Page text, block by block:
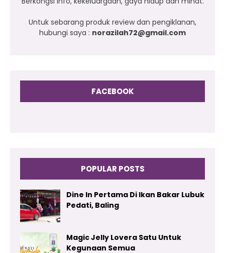
Untuk sebarang produk review dan pengiklanan,
hubungi saya : norazilah72@gmail.com
FACEBOOK
POPULAR POSTS
Dine In Pertama Di Ikan Bakar Lubuk
Pedati, Baling
Magic Jelly Lovera Satu Untuk
Kegunaan Semua